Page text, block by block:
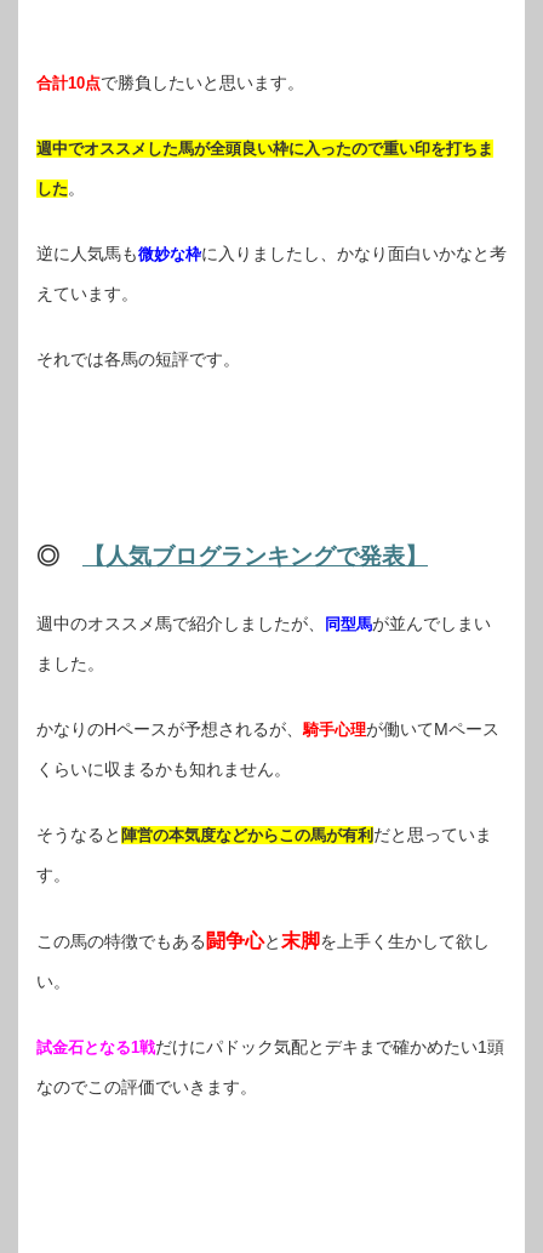
合計10点で勝負したいと思います。
週中でオススメした馬が全頭良い枠に入ったので重い印を打ちま
した。
逆に人気馬も微妙な枠に入りましたし、かなり面白いかなと考
えています。
それでは各馬の短評です。
◎ 【人気ブログランキングで発表】
週中のオススメ馬で紹介しましたが、 同型馬が並んでしまい
ました。
かなりのHペースが予想されるが、騎手心理が働いてMペース
くらいに収まるかも知れません。
そうなると 陣営の本気度などからこの馬が有利 だと思っていま
す。
この馬の特徴でもある 闘争心と末脚を上手く生かして欲し
い。
試金石となる1戦だけにパドック気配とデキまで確かめたい1頭
なのでこの評価でいきます。